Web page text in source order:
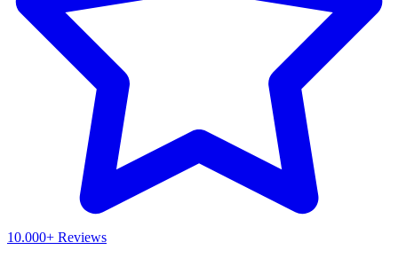
10.000+ Reviews